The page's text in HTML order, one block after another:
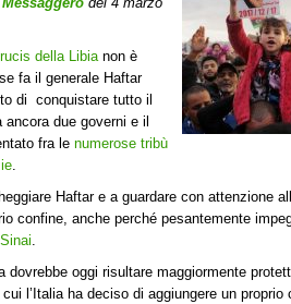
della Libianon è
fa il generale Haftar
di conquistare tutto il
due governi e il
fra le numerose tribù
.
Haftar e a guardare con attenzione
confine, anche perché pesantemente
.
dovrebbe oggi risultare maggiormente
l’Italia ha deciso di aggiungere un